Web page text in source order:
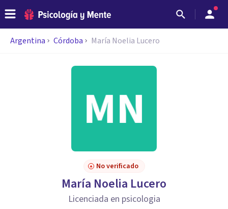
Argentina Córdoba María Noelia Lucero
No verificado
María Noelia Lucero
Licenciada en psicologia